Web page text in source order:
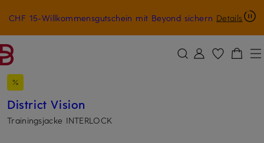
ZUM HAUPTINHALT ÜBERSPRINGEN ZUM SUCHFELD ÜBERSPRINGEN
CHF 15-Willkommensgutschein mit Beyond sichern Details
District Vision
Trainingsjacke INTERLOCK